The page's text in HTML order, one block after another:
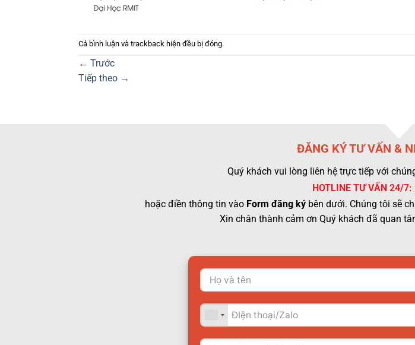
Cả bình luận và trackback hiện đều bị đóng.
← Trước
Tiếp theo →
ĐĂNG KÝ TƯ VẤN &
Quý khách vui lòng liên hệ trực tiếp với
HOTLINE TƯ VẤN 24/7:
hoặc điền thông tin vào Form đăng kýbên dưới. Chúng tôi sẽ
Xin chân thành cảm ơn Quý khách đã quan